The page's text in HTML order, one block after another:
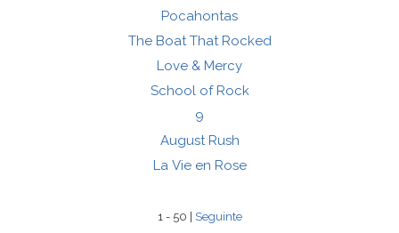
Pocahontas
The Boat That Rocked
Love & Mercy
School of Rock
9
August Rush
La Vie en Rose
1 - 50 | Seguinte